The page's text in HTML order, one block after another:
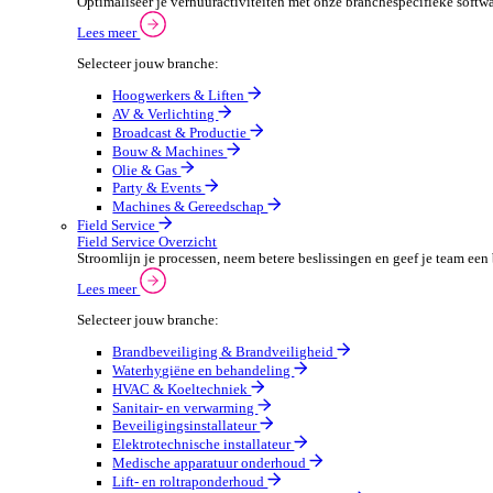
Automotive
Automotivebedrijven draaien op snelheid en
Lees meer
Selecteer jouw branche:
Automaterialen
Verhuur
Verhuur Overzicht
Optimaliseer je verhuuractiviteiten met onze
Lees meer
Selecteer jouw branche:
Hoogwerkers & Liften
AV & Verlichting
Broadcast & Productie
Bouw & Machines
Olie & Gas
Party & Events